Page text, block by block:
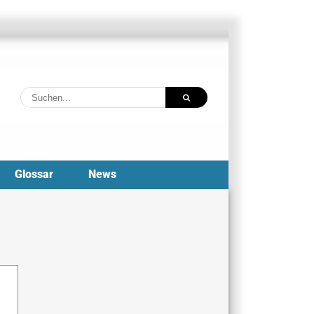
Suche
nach:
Glossar News